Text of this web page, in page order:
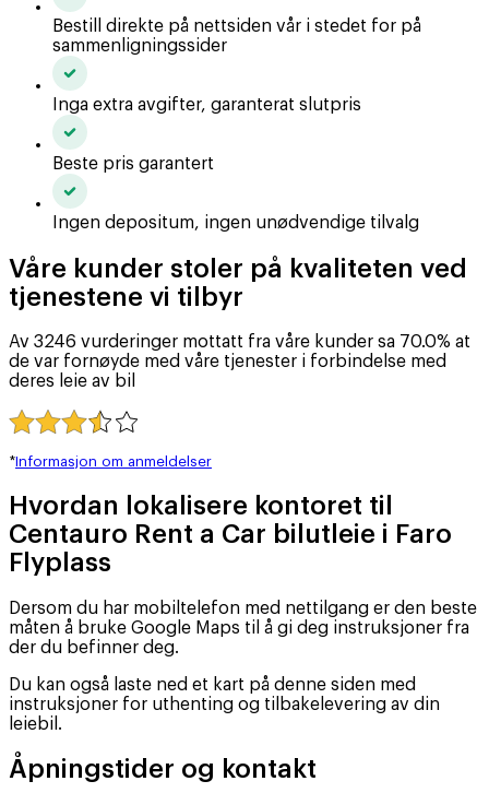
Bestill direkte på nettsiden vår i stedet for på
sammenligningssider
Inga extra avgifter, garanterat slutpris
Beste pris garantert
Ingen depositum, ingen unødvendige tilvalg
Våre kunder stoler på kvaliteten ved
tjenestene vi tilbyr
Av 3246 vurderinger mottatt fra våre kunder sa 70.0% at
de var fornøyde med våre tjenester i forbindelse med
deres leie av bil
*Informasjon om anmeldelser
Hvordan lokalisere kontoret til
Centauro Rent a Car bilutleie i Faro
Flyplass
Dersom du har mobiltelefon med nettilgang er den beste
måten å bruke Google Maps til å gi deg instruksjoner fra
der du befinner deg.
Du kan også laste ned et kart på denne siden med
instruksjoner for uthenting og tilbakelevering av din
leiebil.
Åpningstider og kontakt